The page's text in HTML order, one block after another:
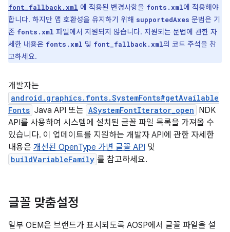
font_fallback.xml 에 적용된 변경사항을 fonts.xml에 적용해야
합니다. 하지만 앱 호환성을 유지하기 위해 supportedAxes 문법은 기
존 fonts.xml 파일에서 지원되지 않습니다. 지원되는 문법에 관한 자
세한 내용은 fonts.xml 및 font_fallback.xml의 코드 주석을 참
고하세요.
개발자는
android.graphics.fonts.SystemFonts#getAvailable
Fonts Java API 또는 ASystemFontIterator_open NDK
API를 사용하여 시스템에 설치된 글꼴 파일 목록을 가져올 수
있습니다. 이 업데이트를 지원하는 개발자 API에 관한 자세한
내용은 개선된 OpenType 가변 글꼴 API 및
buildVariableFamily 를 참고하세요.
글꼴 맞춤설정
일부 OEM은 브랜드가 표시되도록 AOSP에서 글꼴 파일을 설